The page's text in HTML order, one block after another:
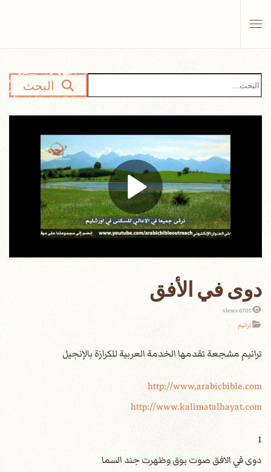
البحث
دوى في الأفق
6701 views
ترانيم
http://www.arabicbible.com
http://www.kalimatalhayat.com
1
دوى في الافق صوت بوق وظهرت جند السما